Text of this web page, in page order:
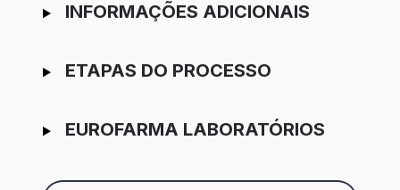
INFORMAÇÕES ADICIONAIS
ETAPAS DO PROCESSO
EUROFARMA LABORATÓRIOS